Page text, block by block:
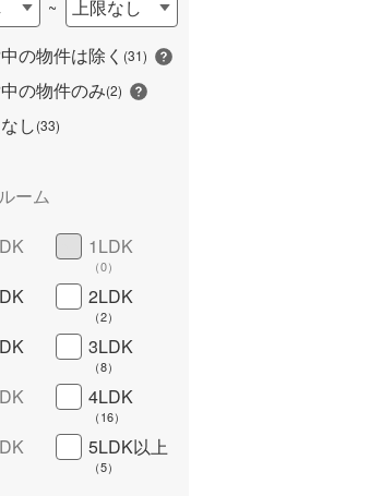
~
上限なし
の物件は除く (31)
の物件のみ(2)
し(33)
ーム
1LDK
（0）
2LDK
（2）
3LDK
（8）
4LDK
（16）
5LDK以上
（5）
宅
詳しく見る